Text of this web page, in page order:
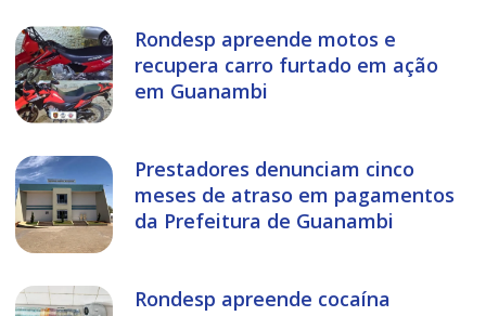
Rondesp apreende motos e
recupera carro furtado em ação
em Guanambi
Prestadores denunciam cinco
meses de atraso em pagamentos
da Prefeitura de Guanambi
Rondesp apreende cocaína